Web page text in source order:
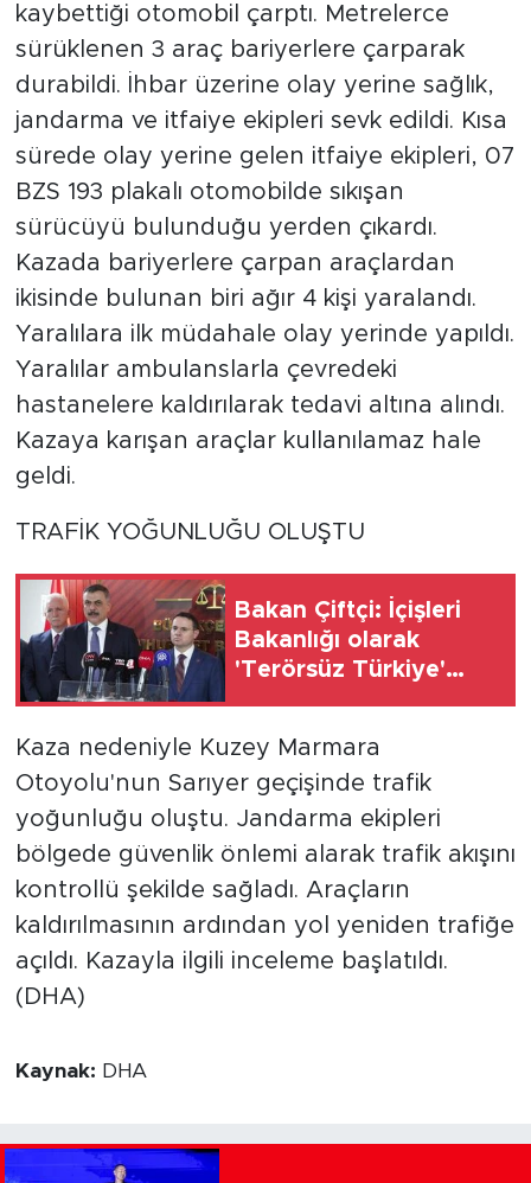
kaybettiği otomobil çarptı. Metrelerce
sürüklenen 3 araç bariyerlere çarparak
durabildi. İhbar üzerine olay yerine sağlık,
jandarma ve itfaiye ekipleri sevk edildi. Kısa
sürede olay yerine gelen itfaiye ekipleri, 07
BZS 193 plakalı otomobilde sıkışan
sürücüyü bulunduğu yerden çıkardı.
Kazada bariyerlere çarpan araçlardan
ikisinde bulunan biri ağır 4 kişi yaralandı.
Yaralılara ilk müdahale olay yerinde yapıldı.
Yaralılar ambulanslarla çevredeki
hastanelere kaldırılarak tedavi altına alındı.
Kazaya karışan araçlar kullanılamaz hale
geldi.
TRAFİK YOĞUNLUĞU OLUŞTU
Bakan Çiftçi: İçişleri
Bakanlığı olarak
'Terörsüz Türkiye'
dikkatli bir şekilde
takip ediyoruz
Kaza nedeniyle Kuzey Marmara
Otoyolu'nun Sarıyer geçişinde trafik
yoğunluğu oluştu. Jandarma ekipleri
bölgede güvenlik önlemi alarak trafik akışını
kontrollü şekilde sağladı. Araçların
kaldırılmasının ardından yol yeniden trafiğe
açıldı. Kazayla ilgili inceleme başlatıldı.
(DHA)
Kaynak: DHA